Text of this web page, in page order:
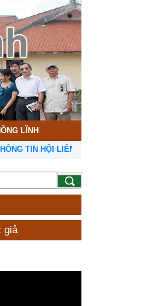
LĨNH
HỘI LIÊN HIỆP VĂN HỌC NGHỆ
giả